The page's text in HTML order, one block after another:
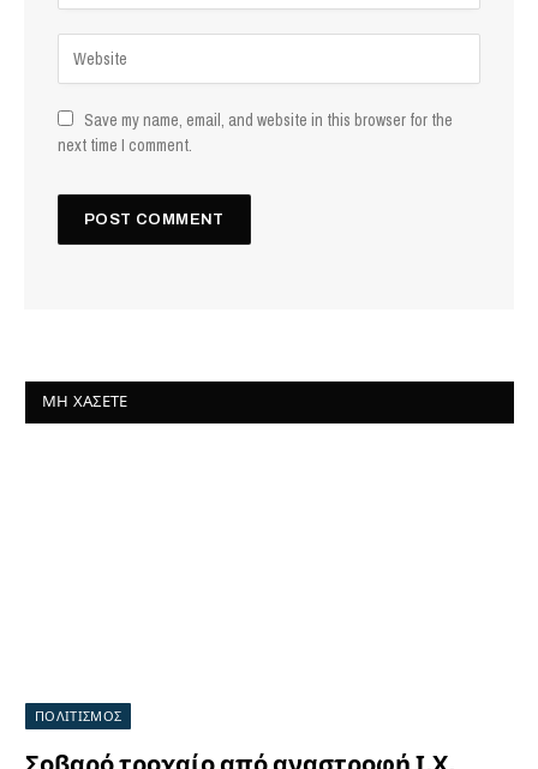
Save my name, email, and website in this browser for the
next time I comment.
ΜΗ ΧΆΣΕΤΕ
ΠΟΛΙΤΙΣΜΟΣ